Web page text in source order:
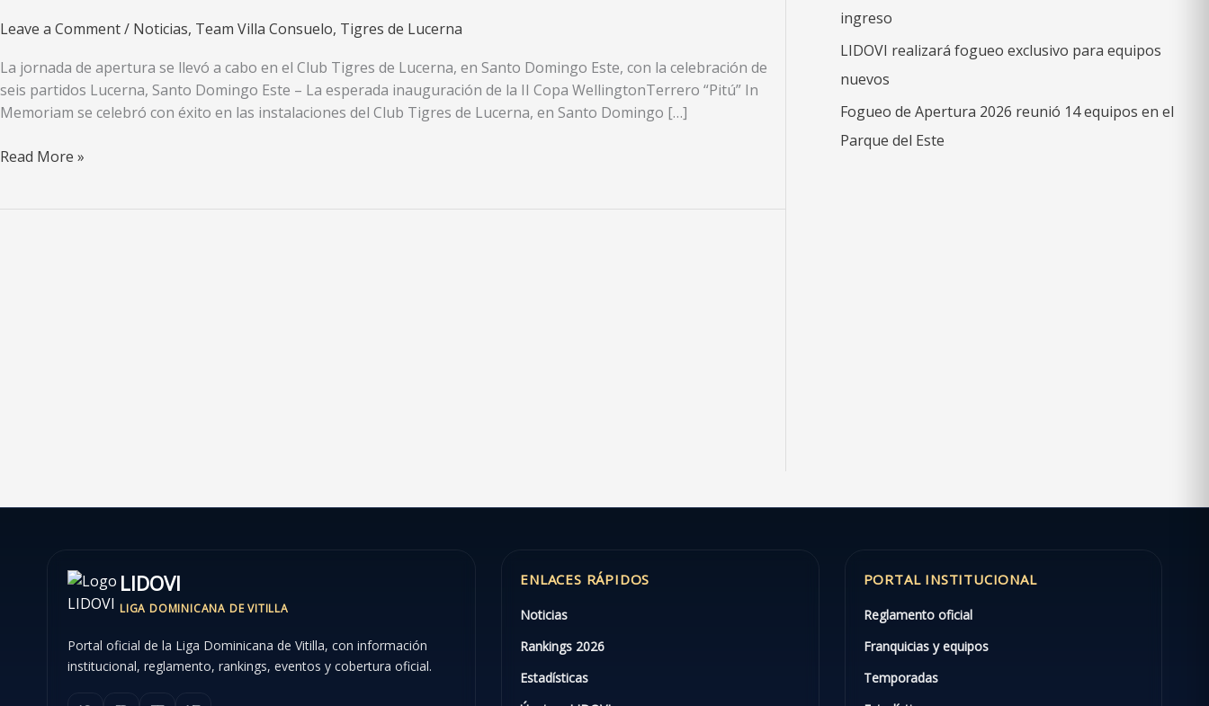
Leave a Comment/ Noticias, Team Villa Consuelo, Tigres de Lucerna
La jornada de apertura se llevó a cabo en el Club Tigres de Lucerna, en Santo Domingo Este, con la celebración de
seis partidos Lucerna, Santo Domingo Este – La esperada inauguración de la II Copa WellingtonTerrero “Pitú” In
Memoriam se celebró con éxito en las instalaciones del Club Tigres de Lucerna, en Santo Domingo […]
Lidovi
Read More »
ingreso
LIDOVI realizará fogueo exclusivo para equipos
nuevos
Fogueo de Apertura 2026 reunió 14 equipos en el
Parque del Este
LIDOVI
LIGA DOMINICANA DE VITILLA
Portal oficial de la Liga Dominicana de Vitilla, con información
institucional, reglamento, rankings, eventos y cobertura oficial.
ENLACES RÁPIDOS
Noticias
Rankings 2026
Estadísticas
PORTAL INSTITUCIONAL
Reglamento oficial
Franquicias y equipos
Temporadas